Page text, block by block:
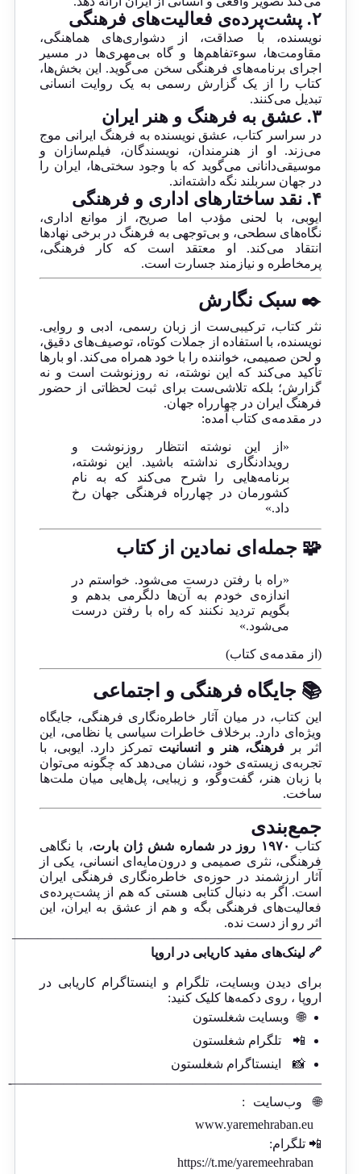
۲. پشت‌پرده‌ی فعالیت‌های فرهنگی
نویسنده، با صداقت، از دشواری‌های هماهنگی،
مقاومت‌ها، سوءتفاهم‌ها و گاه بی‌مهری‌ها در مسیر
اجرای برنامه‌های فرهنگی سخن می‌گوید. این بخش‌ها،
کتاب را از یک گزارش رسمی به یک روایت انسانی
تبدیل می‌کنند.
۳. عشق به فرهنگ و هنر ایران
در سراسر کتاب، عشق نویسنده به فرهنگ ایرانی موج
می‌زند. او از هنرمندان، نویسندگان، فیلم‌سازان و
موسیقی‌دانانی می‌گوید که با وجود سختی‌ها، ایران را
در جهان سربلند نگه داشته‌اند.
۴. نقد ساختارهای اداری و فرهنگی
ایوبی، با لحنی مؤدب اما صریح، از موانع اداری،
نگاه‌های سطحی، و بی‌توجهی به فرهنگ در برخی نهادها
انتقاد می‌کند. او معتقد است که کار فرهنگی،
پرمخاطره و نیازمند جسارت است.
✒️ سبک نگارش
نثر کتاب، ترکیبی‌ست از زبان رسمی، ادبی و روایی.
نویسنده، با استفاده از جملات کوتاه، توصیف‌های دقیق،
و لحن صمیمی، خواننده را با خود همراه می‌کند. او بارها
تأکید می‌کند که این نوشته، نه روزنوشت است و نه
گزارش؛ بلکه تلاشی‌ست برای ثبت لحظاتی از حضور
فرهنگ ایران در چهارراه جهان.
در مقدمه‌ی کتاب آمده:
«از این نوشته انتظار روزنوشت و
رویدادنگاری نداشته باشید. این نوشته،
برنامه‌هایی را شرح می‌کند که به نام
کشورمان در چهارراه فرهنگی جهان رخ
داد.»
🧩 جمله‌ای نمادین از کتاب
«راه با رفتن درست می‌شود. خواستم در
اندازه‌ی خودم به آن‌ها دلگرمی بدهم و
بگویم تردید نکنند که راه با رفتن درست
می‌شود.»
(از مقدمه‌ی کتاب)
📚 جایگاه فرهنگی و اجتماعی
این کتاب، در میان آثار خاطره‌نگاری فرهنگی، جایگاه
ویژه‌ای دارد. برخلاف خاطرات سیاسی یا نظامی، این
اثر برفرهنگ، هنر و انسانیت تمرکز دارد. ایوبی، با
تجربه‌ی زیسته‌ی خود، نشان می‌دهد که چگونه می‌توان
با زبان هنر، گفت‌وگو، و زیبایی، پل‌هایی میان ملت‌ها
ساخت.
جمع‌بندی
کتاب ۱۹۷۰ روز در شماره شش ژان بارت
، با نگاهی
فرهنگی، نثری صمیمی و درون‌مایه‌ای انسانی، یکی از
آثار ارزشمند در حوزه‌ی خاطره‌نگاری فرهنگی ایران
است. اگر به دنبال کتابی هستی که هم از پشت‌پرده‌ی
فعالیت‌های فرهنگی بگه و هم از عشق به ایران، این
اثر رو از دست نده.
————————————————————————
🔗 لینک‌های مفید کاریابی در اروپا
برای دیدن وبسایت، تلگرام و اینستاگرام کاریابی در
اروپا ، روی دکمه‌ها کلیک کنید:
🌐
وبسایت شغلستون
📲
تلگرام شغلستون
📸
اینستاگرام شغلستون
————————————————————————-
🌐
وب‌سایت
:
www.yaremehraban.eu
📲 تلگرام:
https://t.me/yaremeehraban